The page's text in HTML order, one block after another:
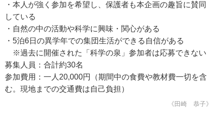
・本人が強く参加を希望し、保護者も本企画の趣旨に賛同
している
・自然の中の活動や科学に興味・関心がある
・5泊6日の異学年での集団生活ができる自信がある
※過去に開催された「科学の泉」参加者は応募できない
募集人員：合計約30名
参加費用：一人20,000円（期間中の食費や教材費一切を含
む。現地までの交通費は自己負担）
《田崎 恭子》